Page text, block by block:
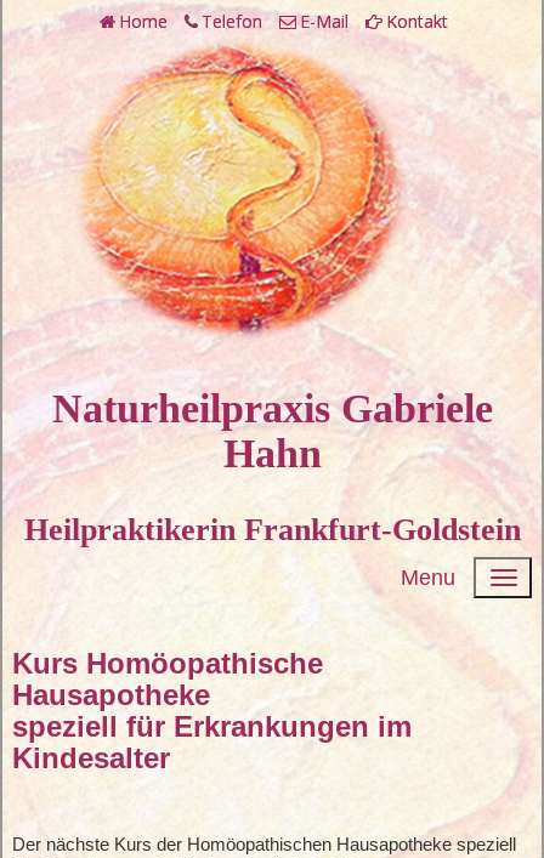
Home Telefon E-Mail Kontakt
Naturheilpraxis Gabriele
Hahn
Heilpraktikerin Frankfurt-Goldstein
Menu
Kurs Homöopathische
Hausapotheke
speziell für Erkrankungen im
Kindesalter
Der nächste Kurs der Homöopathischen Hausapotheke speziell